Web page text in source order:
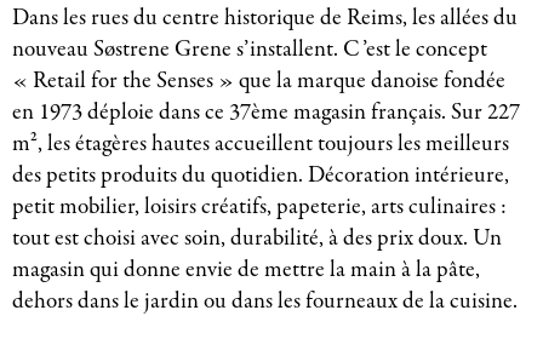
Dans les rues du centre historique de Reims, les allées du
nouveau Søstrene Grene s’installent. C’est le concept
« Retail for the Senses » que la marque danoise fondée
en 1973 déploie dans ce 37ème magasin français. Sur 227
m², les étagères hautes accueillent toujours les meilleurs
des petits produits du quotidien. Décoration intérieure,
petit mobilier, loisirs créatifs, papeterie, arts culinaires :
tout est choisi avec soin, durabilité, à des prix doux. Un
magasin qui donne envie de mettre la main à la pâte,
dehors dans le jardin ou dans les fourneaux de la cuisine.